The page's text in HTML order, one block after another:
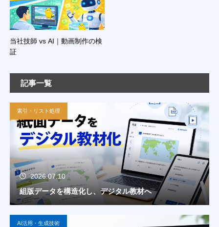
当社技師 vs AI｜動画制作の検
証
記事一覧
索引・リスト処理
2026.07.10
組版データを構造化し、デジタル教材へ
AI活用・生成技術